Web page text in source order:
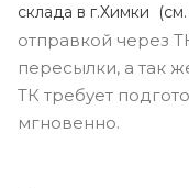
склада в г.Химки (с
отправкой через
пересылки, а так
ТК требует
мгновенно.